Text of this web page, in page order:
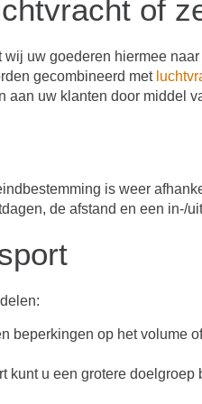
of
uw goederen hiermee
gecombineerd met
aan uw klanten door middel
is weer
de afstand en een in-/
beperkingen op het volume
kunt u een grotere